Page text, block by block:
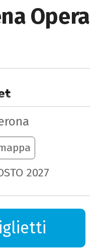
Opera
2027